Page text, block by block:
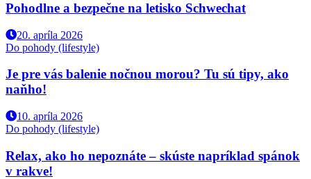
Pohodlne a bezpečne na letisko Schwechat
20. apríla 2026
Do pohody (lifestyle)
Je pre vás balenie nočnou morou? Tu sú tipy, ako
naňho!
10. apríla 2026
Do pohody (lifestyle)
Relax, ako ho nepoznáte – skúste napríklad spánok
v rakve!